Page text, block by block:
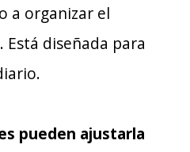
a organizar el
diseñada para
pueden ajustarla